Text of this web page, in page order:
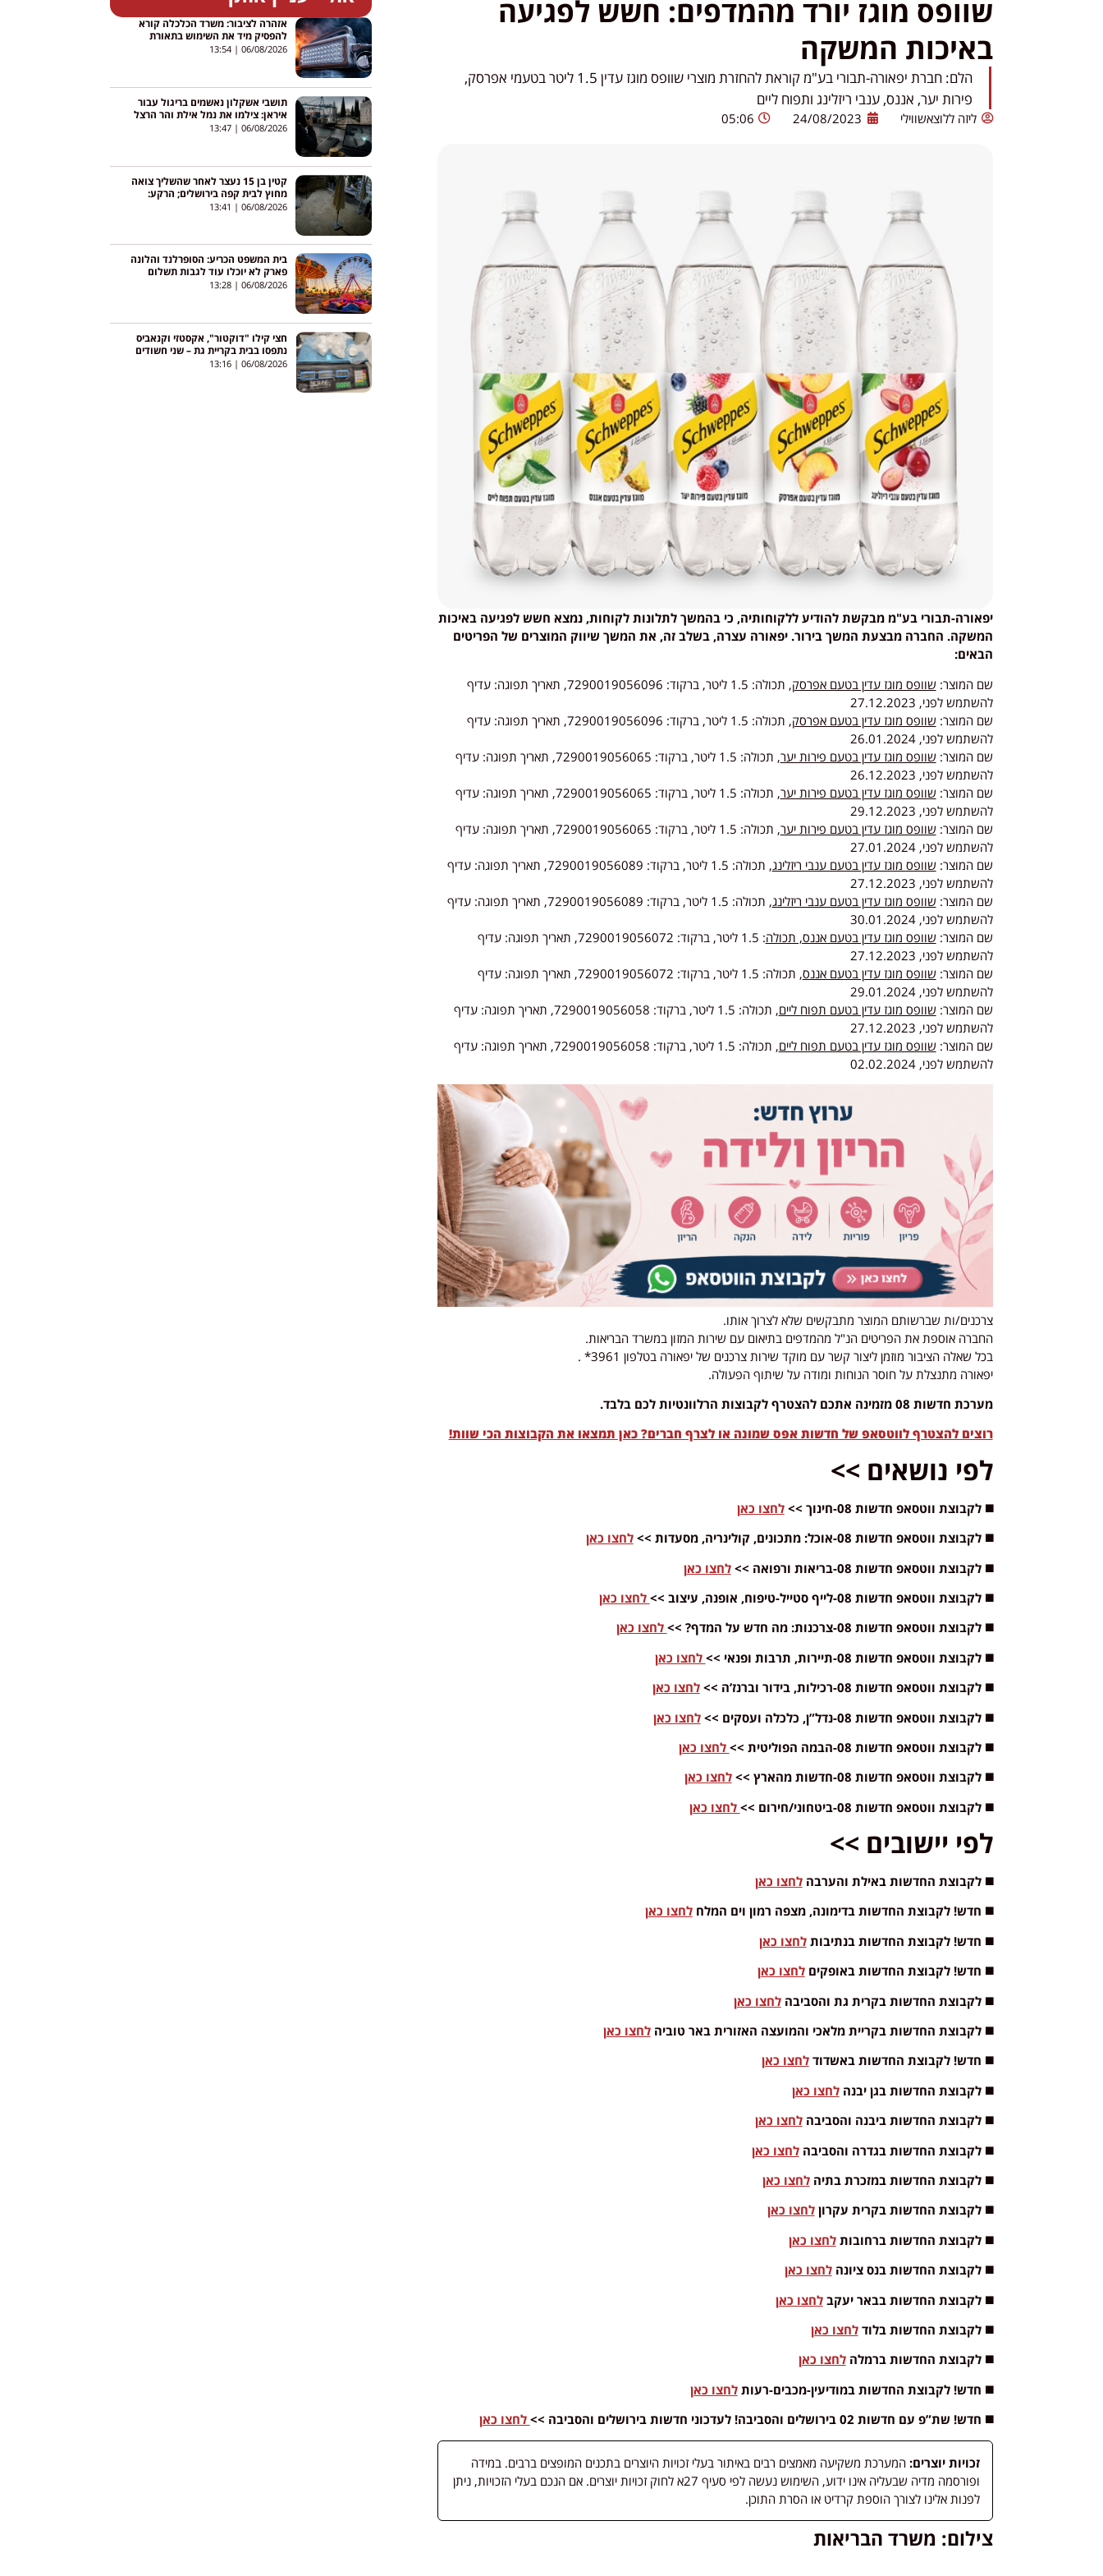
שוופס מוגז יורד מהמדפים: חשש לפגיעה
באיכות המשקה
הלם: חברת יפאורה-תבורי בע"מ קוראת להחזרת מוצרי שוופס מוגז עדין 1.5 ליטר בטעמי אפרסק,
פירות יער, אננס, ענבי ריזלינג ותפוח ליים
ליזה ללוצאשווילי 24/08/2023
05:06
יפאורה-תבורי בע"מ מבקשת להודיע ללקוחותיה, כי בהמשך לתלונות לקוחות, נמצא חשש לפגיעה באיכות
המשקה. החברה מבצעת המשך בירור. יפאורה עצרה, בשלב זה, את המשך שיווק המוצרים של הפריטים
הבאים:
שם המוצר: שוופס מוגז עדין בטעם אפרסק
, תכולה: 1.5 ליטר, ברקוד: 7290019056096, תאריך תפוגה: עדיף
להשתמש לפני, 27.12.2023
שם המוצר: שוופס מוגז עדין בטעם אפרסק
, תכולה: 1.5 ליטר, ברקוד: 7290019056096, תאריך תפוגה: עדיף
להשתמש לפני, 26.01.2024
שם המוצר: שוופס מוגז עדין בטעם פירות יער
, תכולה: 1.5 ליטר, ברקוד: 7290019056065, תאריך תפוגה: עדיף
להשתמש לפני, 26.12.2023
שם המוצר: שוופס מוגז עדין בטעם פירות יער
, תכולה: 1.5 ליטר, ברקוד: 7290019056065, תאריך תפוגה: עדיף
להשתמש לפני, 29.12.2023
שם המוצר: שוופס מוגז עדין בטעם פירות יער
, תכולה: 1.5 ליטר, ברקוד: 7290019056065, תאריך תפוגה: עדיף
להשתמש לפני, 27.01.2024
שם המוצר: שוופס מוגז עדין בטעם ענבי ריזלינג
, תכולה: 1.5 ליטר, ברקוד: 7290019056089, תאריך תפוגה: עדיף
להשתמש לפני, 27.12.2023
שם המוצר: שוופס מוגז עדין בטעם ענבי ריזלינג
, תכולה: 1.5 ליטר, ברקוד: 7290019056089, תאריך תפוגה: עדיף
להשתמש לפני, 30.01.2024
שם המוצר: שוופס מוגז עדין בטעם אננס, תכולה
: 1.5 ליטר, ברקוד: 7290019056072, תאריך תפוגה: עדיף
להשתמש לפני, 27.12.2023
שם המוצר: שוופס מוגז עדין בטעם אננס
, תכולה: 1.5 ליטר, ברקוד: 7290019056072, תאריך תפוגה: עדיף
להשתמש לפני, 29.01.2024
שם המוצר: שוופס מוגז עדין בטעם תפוח ליים
, תכולה: 1.5 ליטר, ברקוד: 7290019056058, תאריך תפוגה: עדיף
להשתמש לפני, 27.12.2023
שם המוצר: שוופס מוגז עדין בטעם תפוח ליים
, תכולה: 1.5 ליטר, ברקוד: 7290019056058, תאריך תפוגה: עדיף
להשתמש לפני, 02.02.2024
צרכנים/ות שברשותם המוצר מתבקשים שלא לצרוך אותו.
החברה אוספת את הפריטים הנ"ל מהמדפים בתיאום עם שירות המזון במשרד הבריאות.
בכל שאלה הציבור מוזמן ליצור קשר עם מוקד שירות צרכנים של יפאורה בטלפון 3961* .
יפאורה מתנצלת על חוסר הנוחות ומודה על שיתוף הפעולה.
מערכת חדשות 08 מזמינה אתכם להצטרף לקבוצות הרלוונטיות לכם בלבד.
רוצים להצטרף לווטסאפ של חדשות אפס שמונה או לצרף חברים? כאן תמצאו את הקבוצות הכי שוות!
לפי נושאים >>
◼️ לקבוצת ווטסאפ חדשות 08-חינוך >>
לחצו כאן
◼️ לקבוצת ווטסאפ חדשות 08-אוכל: מתכונים, קולינריה, מסעדות >>
לחצו כאן
◼️ לקבוצת ווטסאפ חדשות 08-בריאות ורפואה >>
לחצו כאן
◼️ לקבוצת ווטסאפ חדשות 08-לייף סטייל-טיפוח, אופנה, עיצוב >>
לחצו כאן
◼️ לקבוצת ווטסאפ חדשות 08-צרכנות: מה חדש על המדף? >>
לחצו כאן
◼️ לקבוצת ווטסאפ חדשות 08-תיירות, תרבות ופנאי >>
לחצו כאן
◼️ לקבוצת ווטסאפ חדשות 08-רכילות, בידור וברנז’ה >>
לחצו כאן
◼️ לקבוצת ווטסאפ חדשות 08-נדל”ן, כלכלה ועסקים >>
לחצו כאן
◼️ לקבוצת ווטסאפ חדשות 08-הבמה הפוליטית >>
לחצו כאן
◼️ לקבוצת ווטסאפ חדשות 08-חדשות מהארץ >>
לחצו כאן
◼️ לקבוצת ווטסאפ חדשות 08-ביטחוני/חירום >>
לחצו כאן
לפי יישובים >>
◼️ לקבוצת החדשות באילת והערבהלחצו כאן
◼️ חדש! לקבוצת החדשות בדימונה, מצפה רמון וים המלחלחצו כאן
◼️ חדש! לקבוצת החדשות בנתיבותלחצו כאן
◼️ חדש! לקבוצת החדשות באופקיםלחצו כאן
◼️ לקבוצת החדשות בקרית גת והסביבהלחצו כאן
◼️ לקבוצת החדשות בקריית מלאכי והמועצה האזורית באר טוביהלחצו כאן
◼️ חדש! לקבוצת החדשות באשדודלחצו כאן
◼️ לקבוצת החדשות בגן יבנהלחצו כאן
◼️ לקבוצת החדשות ביבנה והסביבהלחצו כאן
◼️ לקבוצת החדשות בגדרה והסביבהלחצו כאן
◼️ לקבוצת החדשות במזכרת בתיהלחצו כאן
◼️ לקבוצת החדשות בקרית עקרוןלחצו כאן
◼️ לקבוצת החדשות ברחובותלחצו כאן
◼️ לקבוצת החדשות בנס ציונהלחצו כאן
◼️ לקבוצת החדשות בבאר יעקבלחצו כאן
◼️ לקבוצת החדשות בלודלחצו כאן
◼️ לקבוצת החדשות ברמלהלחצו כאן
◼️ חדש! לקבוצת החדשות במודיעין-מכבים-רעותלחצו כאן
◼️ חדש! שת”פ עם חדשות 02 בירושלים והסביבה! לעדכוני חדשות בירושלים והסביבה >>
לחצו כאן
זכויות יוצרים: המערכת משקיעה מאמצים רבים באיתור בעלי זכויות היוצרים בתכנים המופצים ברבים. במידה
ופורסמה מדיה שבעליה אינו ידוע, השימוש נעשה לפי סעיף 27א לחוק זכויות יוצרים. אם הנכם בעלי הזכויות, ניתן
לפנות אלינו לצורך הוספת קרדיט או הסרת התוכן.
צילום: משרד הבריאות
אזהרה לציבור: משרד הכלכלה קורא
להפסיק מיד את השימוש בתאורת
החירום הזו
06/08/2026
13:54
תושבי אשקלון נאשמים בריגול עבור
איראן: צילמו את נמל אילת והר הרצל
תמורת אלפי שקלים במטבעות דיגיטליים
06/08/2026
13:47
קטין בן 15 נעצר לאחר שהשליך צואה
מחוץ לבית קפה בירושלים; הרקע:
מחאה על פתיחתו בשבת
06/08/2026
בית המשפט הכריע: הסופרלנד והלונה
פארק לא יוכלו עוד לגבות תשלום
ממלווים של בעלי תעודת פטור
06/08/2026
13:28
חצי קילו "דוקטור", אקסטזי וקנאביס
נתפסו בבית בקריית גת – שני חשודים
נעצרו
06/08/2026
13:16